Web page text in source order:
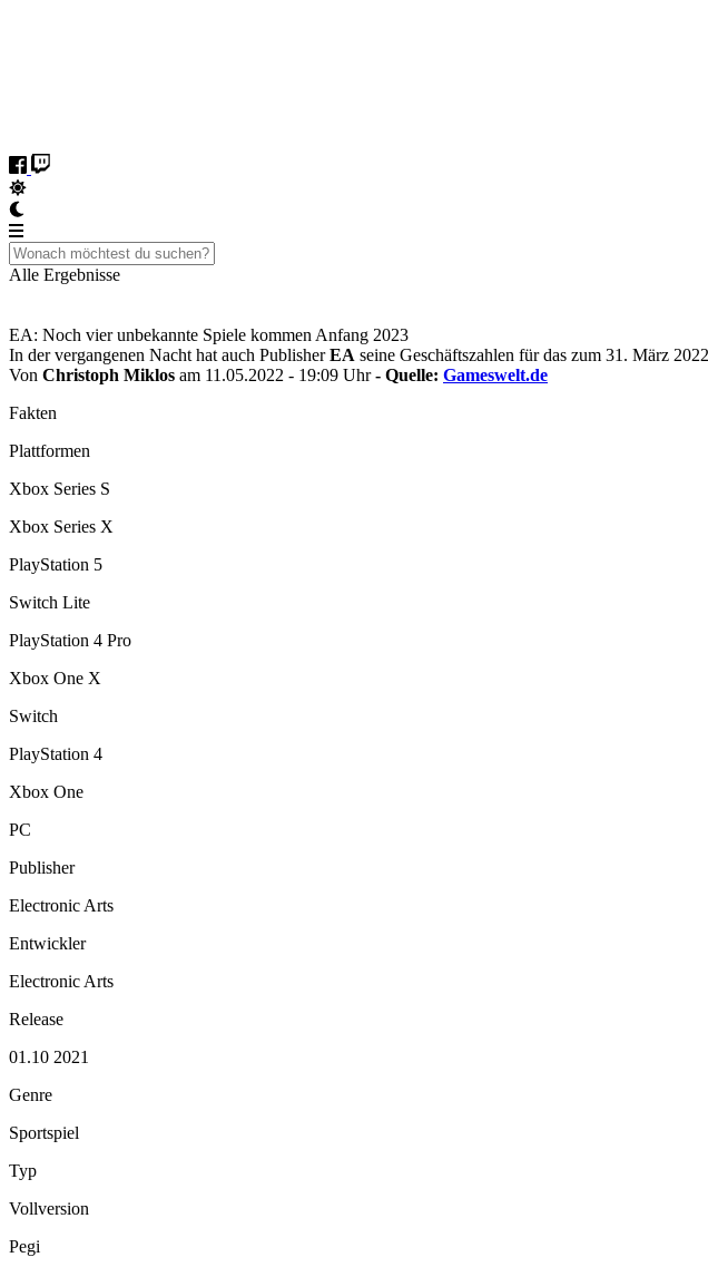
Alle Ergebnisse
EA: Noch vier unbekannte Spiele kommen Anfang 2023
In der vergangenen Nacht hat auch PublisherEA seine Geschäftszahlen für das zum 31. März
Von Christoph Miklos am 11.05.2022 - 19:09 Uhr- Quelle: Gameswelt.de
Fakten
Plattformen
Xbox Series S
Xbox Series X
PlayStation 5
Switch Lite
PlayStation 4 Pro
Xbox One X
Switch
PlayStation 4
Xbox One
PC
Publisher
Electronic Arts
Entwickler
Electronic Arts
Release
01.10 2021
Genre
Sportspiel
Typ
Vollversion
Pegi